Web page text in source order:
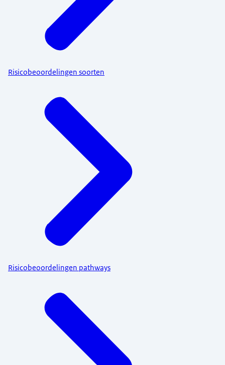
Risicobeoordelingen soorten
Risicobeoordelingen pathways